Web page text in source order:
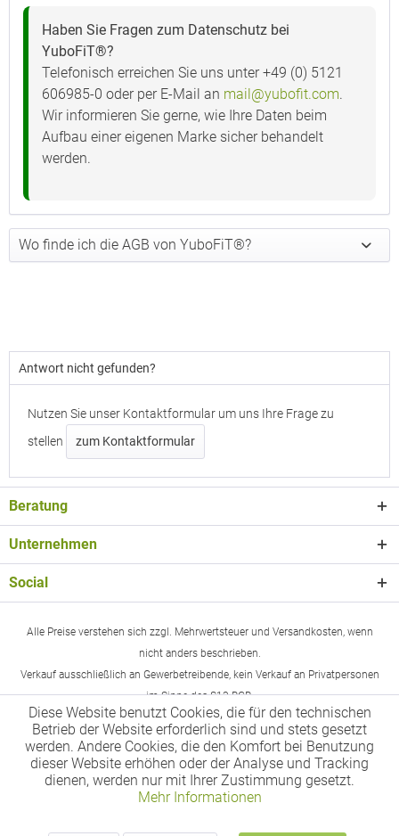
Haben Sie Fragen zum Datenschutz bei
YuboFiT®?
Telefonisch erreichen Sie uns unter +49 (0) 5121
606985-0 oder per E-Mail an mail@yubofit.com.
Wir informieren Sie gerne, wie Ihre Daten beim
Aufbau einer eigenen Marke sicher behandelt
werden.
Wo finde ich die AGB von YuboFiT®?
Antwort nicht gefunden?
Nutzen Sie unser Kontaktformular um uns Ihre Frage zu
stellen
zum Kontaktformular
Beratung
Unternehmen
Social
Alle Preise verstehen sich zzgl. Mehrwertsteuer und Versandkosten, wenn
nicht anders beschrieben.
Verkauf ausschließlich an Gewerbetreibende, kein Verkauf an Privatpersonen
im Sinne des §13 BGB.
Diese Website benutzt Cookies, die für den technischen
Betrieb der Website erforderlich sind und stets gesetzt
werden. Andere Cookies, die den Komfort bei Benutzung
dieser Website erhöhen oder der Analyse und Tracking
dienen, werden nur mit Ihrer Zustimmung gesetzt.
Mehr Informationen